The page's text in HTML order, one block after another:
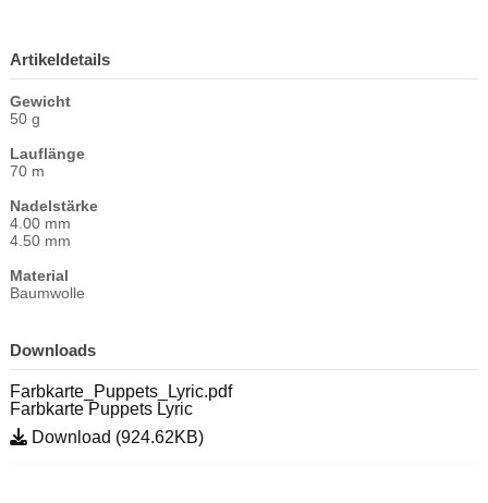
Artikeldetails
Gewicht
50 g
Lauflänge
70 m
Nadelstärke
4.00 mm
4.50 mm
Material
Baumwolle
Downloads
Farbkarte_Puppets_Lyric.pdf
Farbkarte Puppets Lyric
Download (924.62KB)